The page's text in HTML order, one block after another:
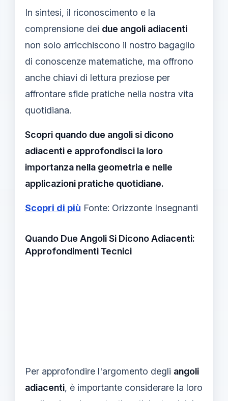
In sintesi, il riconoscimento e la
comprensione dei due angoli adiacenti
non solo arricchiscono il nostro bagaglio
di conoscenze matematiche, ma offrono
anche chiavi di lettura preziose per
affrontare sfide pratiche nella nostra vita
quotidiana.
Scopri quando due angoli si dicono
adiacenti e approfondisci la loro
importanza nella geometria e nelle
applicazioni pratiche quotidiane.
Scopri di più Fonte: Orizzonte Insegnanti
Quando Due Angoli Si Dicono Adiacenti:
Approfondimenti Tecnici
Per approfondire l'argomento degli angoli
adiacenti, è importante considerare la loro